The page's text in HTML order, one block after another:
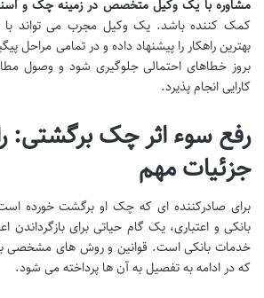
مشاوره با یک وکیل متخصص در زمینه چک و
کمک کننده باشد. یک وکیل مجرب می تواند با
بهترین راهکار را پیشنهاد داده و در تمامی مراحل
بروز خطاهای احتمالی جلوگیری شود و وصول
کارایی انجام پذیرد.
رفع سوء اثر چک برگشتی:
جزئیات مهم
برای صادرکننده ای که چک او برگشت خورده
بانکی و اعتباری، یک گام حیاتی برای
خدمات بانکی است. قوانین و روش های مشخصی
که در ادامه به تفصیل به آن ها پرداخته می شود.